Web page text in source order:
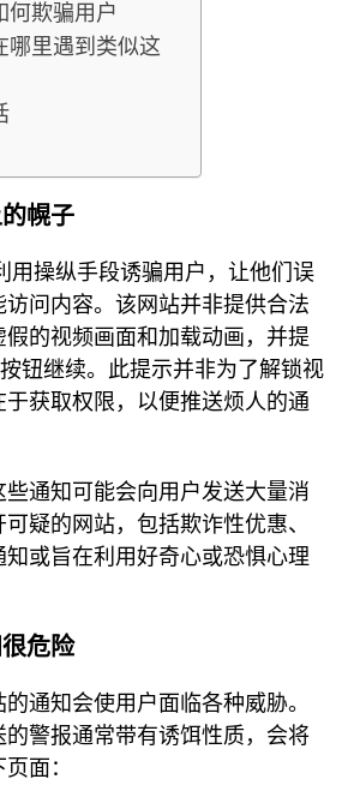
何欺骗用户
哪里遇到类似这
幌子
用操纵手段诱骗用户，让他们误
访问内容。该网站并非提供合法
的视频画面和加载动画，并提
钮继续。此提示并非为了解锁视
获取权限，以便推送烦人的通
通知可能会向用户发送大量消
疑的网站，包括欺诈性优惠、
知或旨在利用好奇心或恐惧心理
危险
通知会使用户面临各种威胁。
警报通常带有诱饵性质，会将
面：